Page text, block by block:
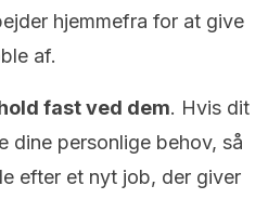
hjemmefra for at give
af.
fast ved dem. Hvis dit
dine personlige behov, så
efter et nyt job, der giver